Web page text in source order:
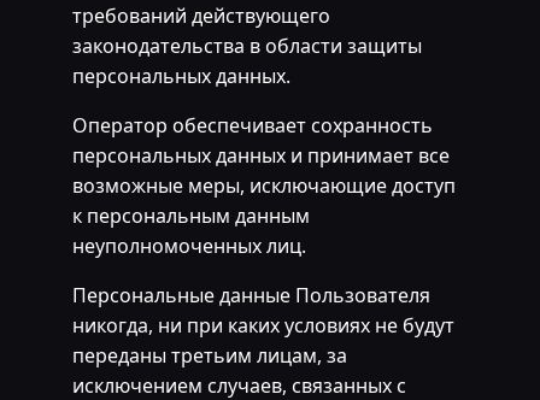
требований действующего
законодательства в области защиты
персональных данных.
Оператор обеспечивает сохранность
персональных данных и принимает все
возможные меры, исключающие доступ
к персональным данным
неуполномоченных лиц.
Персональные данные Пользователя
никогда, ни при каких условиях не будут
переданы третьим лицам, за
исключением случаев, связанных с